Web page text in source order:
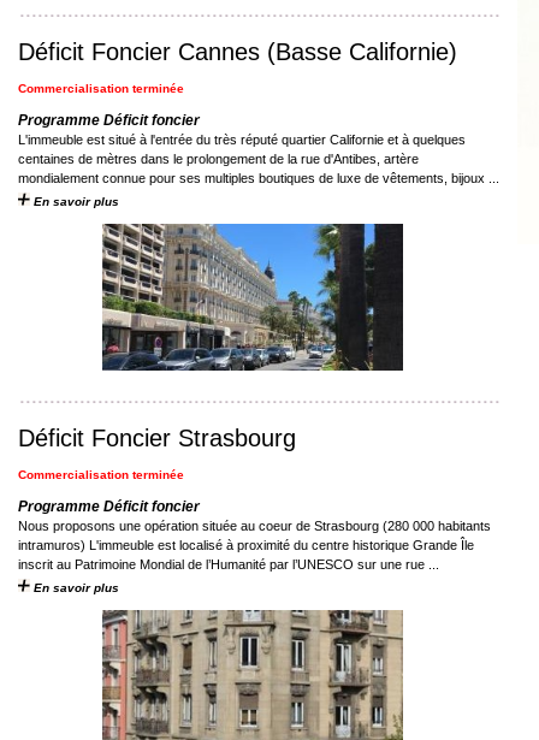
Déficit Foncier Cannes (Basse Californie)
Commercialisation terminée
Programme Déficit foncier
L'immeuble est situé à l'entrée du très réputé quartier Californie et à quelques
centaines de mètres dans le prolongement de la rue d'Antibes, artère
mondialement connue pour ses multiples boutiques de luxe de vêtements, bijoux ...
En savoir plus
Déficit Foncier Strasbourg
Commercialisation terminée
Programme Déficit foncier
Nous proposons une opération située au coeur de Strasbourg (280 000 habitants
intramuros) L'immeuble est localisé à proximité du centre historique Grande Île
inscrit au Patrimoine Mondial de l’Humanité par l’UNESCO sur une rue ...
En savoir plus